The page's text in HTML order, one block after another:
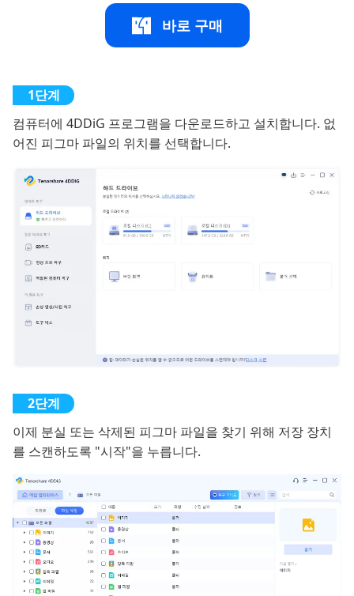
바로 구매
컴퓨터에 4DDiG 프로그램을 다운로드하고 설치합니다. 없
어진 피그마 파일의 위치를 선택합니다.
이제 분실 또는 삭제된 피그마 파일을 찾기 위해 저장 장치
를 스캔하도록 "시작"을 누릅니다.